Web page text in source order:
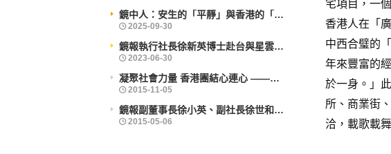
鏡中人：安生的「平靜」與香港的「前行」
鏡報執行社長徐新英博士赴台與星雲大師會晤
凝聚社會力量 香港團結心連心 ——企業社會責任活力香港成就動力研討會舉辦
鏡報副董事長徐小英、副社長徐世和博士出席義工活動
宅項目，一
香港人在「
中西合璧的
年來豐富的
於一身。」
所、商業街
洽，載歌載